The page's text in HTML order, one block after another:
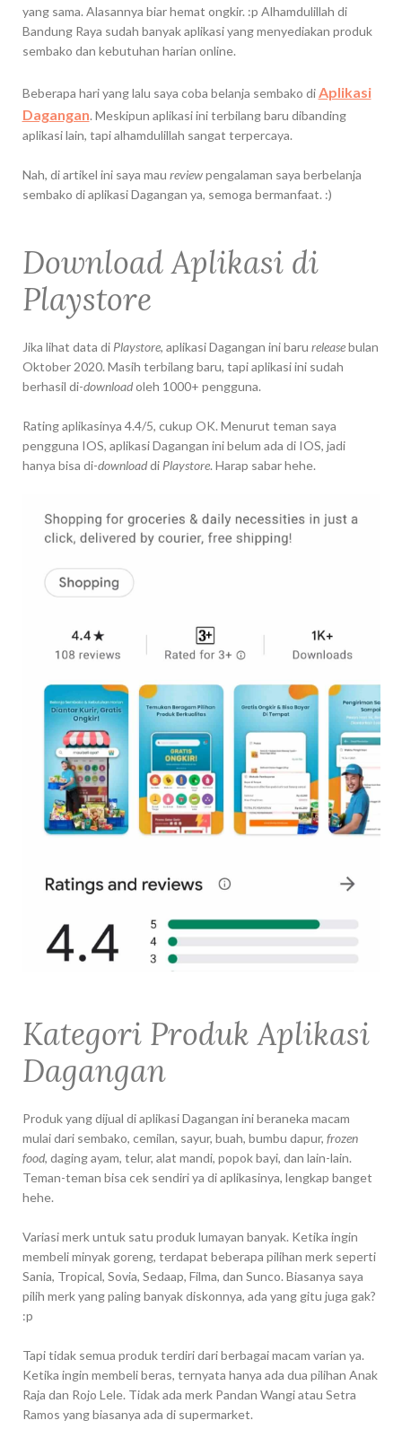
yang sama. Alasannya biar hemat ongkir. :p Alhamdulillah di
Bandung Raya sudah banyak aplikasi yang menyediakan produk
sembako dan kebutuhan harian online.
Beberapa hari yang lalu saya coba belanja sembako di Aplikasi
Dagangan. Meskipun aplikasi ini terbilang baru dibanding
aplikasi lain, tapi alhamdulillah sangat terpercaya.
Nah, di artikel ini saya mau reviewpengalaman saya berbelanja
sembako di aplikasi Dagangan ya, semoga bermanfaat. :)
Download Aplikasi di
Playstore
Jika lihat data di Playstore, aplikasi Dagangan ini baru releasebulan
Oktober 2020. Masih terbilang baru, tapi aplikasi ini sudah
berhasil di-downloadoleh 1000+ pengguna.
Rating aplikasinya 4.4/5, cukup OK. Menurut teman saya
pengguna IOS, aplikasi Dagangan ini belum ada di IOS, jadi
hanya bisa di-downloaddi Playstore. Harap sabar hehe.
Kategori Produk Aplikasi
Dagangan
Produk yang dijual di aplikasi Dagangan ini beraneka macam
mulai dari sembako, cemilan, sayur, buah, bumbu dapur, frozen
food, daging ayam, telur, alat mandi, popok bayi, dan lain-lain.
Teman-teman bisa cek sendiri ya di aplikasinya, lengkap banget
hehe.
Variasi merk untuk satu produk lumayan banyak. Ketika ingin
membeli minyak goreng, terdapat beberapa pilihan merk seperti
Sania, Tropical, Sovia, Sedaap, Filma, dan Sunco. Biasanya saya
pilih merk yang paling banyak diskonnya, ada yang gitu juga gak?
:p
Tapi tidak semua produk terdiri dari berbagai macam varian ya.
Ketika ingin membeli beras, ternyata hanya ada dua pilihan Anak
Raja dan Rojo Lele. Tidak ada merk Pandan Wangi atau Setra
Ramos yang biasanya ada di supermarket.